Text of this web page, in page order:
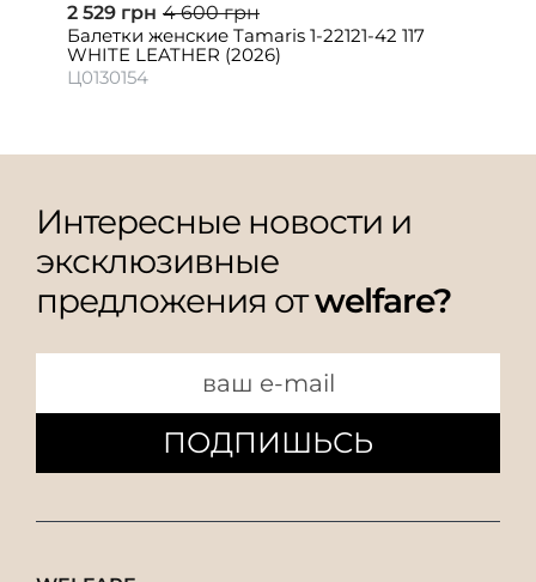
2 529 грн 4 600 грн
Балетки женские Tamaris 1-22121-42 117
WHITE LEATHER (2026)
Ц0130154
Интересные новости и
эксклюзивные
предложения отwelfare?
ПОДПИШЬСЬ